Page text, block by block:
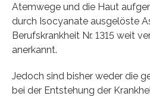
Atemwege und die Haut
durch Isocyanate ausgelöste
Berufskrankheit Nr. 1315 weit
anerkannt.
Jedoch sind bisher weder die
bei der Entstehung der